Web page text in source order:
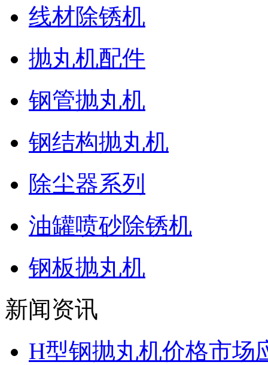
线材除锈机
抛丸机配件
钢管抛丸机
钢结构抛丸机
除尘器系列
油罐喷砂除锈机
钢板抛丸机
新闻资讯
H型钢抛丸机价格市